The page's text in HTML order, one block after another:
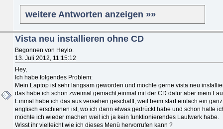
weitere Antworten anzeigen »»
Vista neu installieren ohne CD
Begonnen von Heylo.
13. Juli 2012, 11:15:12
Hey,
Ich habe folgendes Problem:
Mein Laptop ist sehr langsam geworden und möchte gerne vista neu
das habe ich schon zweimal gemacht,einmal mit der CD dafür aber mein
Einmal habe ich das aus versehen geschafft, weil beim start einfach ein
englisch erschienen ist, wo ich dann etwas gedrückt habe und schon hatte
möchte ich wieder machen weil ich ja kein funktionierendes Laufwerk habe.
Wisst ihr vielleicht wie ich dieses Menü hervorrufen kann ?